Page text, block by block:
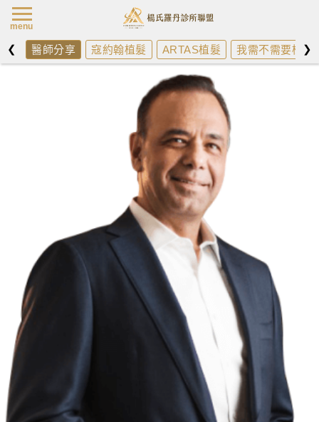
❮ 醫師分享 寇約翰植髮 ARTAS植髮 我需不需要植髮
❯
menu